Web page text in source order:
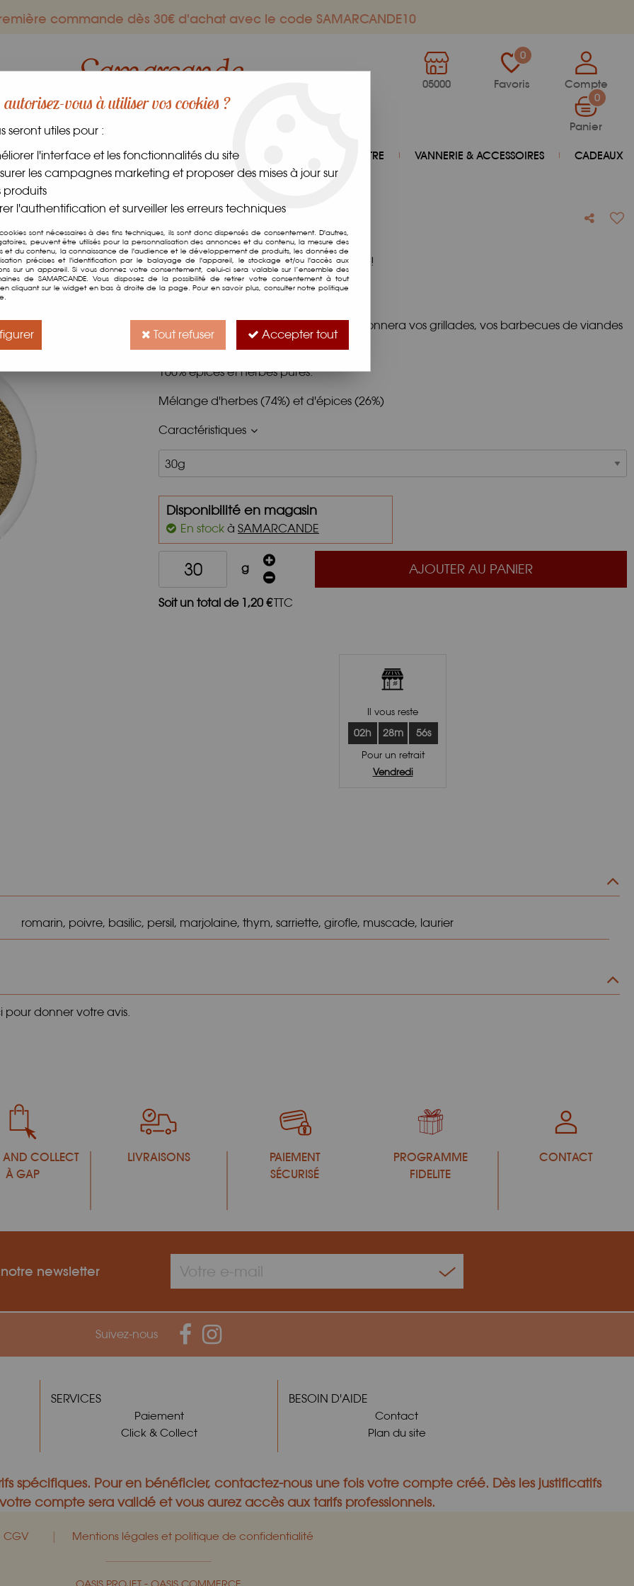
commande dès 30€ d'achat avec le code SAMARCANDE10
05000
0
Favoris Compte
0
Panier
GOURMANDS DANS LE MONDE FRAIS BIEN-ÊTRE VANNERIE & ACCESSOIRES CADEAUX
>Epices Barbecue
Epices Barbecue
Soyez le premier à donner votre avis !
40,00 €TTC / Kg
Ce mélange à la saveur poivrée assaisonnera vos grillades, vos barbecues de viandes
et de poissons.
100% épices et herbes pures.
Mélange d'herbes (74%) et d'épices (26%)
Caractéristiques
Disponibilité en magasin
En stock à SAMARCANDE
g AJOUTER AU PANIER
Soit un total de 1,20 €TTC
Il vous reste
02h 28m 56s
Pour un retrait
Vendredi
romarin, poivre, basilic, persil, marjolaine, thym, sarriette, girofle, muscade, laurier
pour donner votre avis.
COLLECT
À GAP
LIVRAISONS
PAIEMENT
SÉCURISÉ
PROGRAMME
FIDELITE
CONTACT
newsletter
Suivez-nous
SERVICES
Paiement
Click & Collect
BESOIN D'AIDE
Contact
Plan du site
spécifiques. Pour en bénéficier, contactez-nousune fois votre compte créé. Dès les justificatifs
compte sera validé et vous aurez accès aux tarifs professionnels.
CGV | Mentions légales et politique de confidentialité
-
vous à utiliser vos cookies ?
seront utiles pour :
l'interface et les fonctionnalités du site
les campagnes marketing et proposer des mises à jour sur
produits
l'authentification et surveiller les erreurs techniques
sont nécessaires à des fins techniques, ils sont donc dispensés de consentement. D'autres,
peuvent être utilisés pour la personnalisation des annonces et du contenu, la mesure des
et du contenu, la connaissance de l'audience et le développement de produits, les données de
précises et l'identification par le balayage de l'appareil, le stockage et/ou l'accès aux
sur un appareil. Si vous donnez votre consentement, celui-ci sera valable sur l’ensemble des
de SAMARCANDE. Vous disposez de la possibilité de retirer votre consentement à tout
cliquant sur le widget en bas à droite de la page. Pour en savoir plus, consulter notre politique
Tout refuser Accepter tout